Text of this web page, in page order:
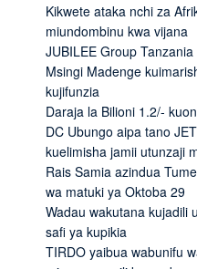
Kikwete ataka nchi za
miundombinu kwa vijana
JUBILEE Group
Msingi Madenge
kujifunzia
Daraja la Bilioni 1.2/-
DC Ubungo aipa tano
kuelimisha jamii utunzaji
Rais Samia azindua
wa matuki ya Oktoba 29
Wadau wakutana kujadili
safi ya kupikia
TIRDO yaibua wabunifu